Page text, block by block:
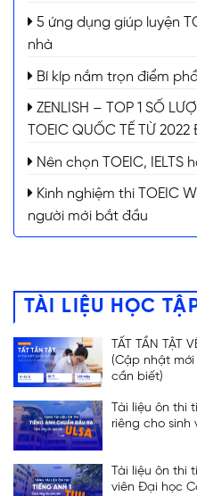
5 ứng dụng giúp luyện
nhà
Bí kíp nắm trọn điểm
ZENLISH – TOP 1 SỐ
TOEIC QUỐC TẾ TỪ 2022
Nên chọn TOEIC, IELTS
Kinh nghiệm thi TOEIC
người mới bắt đầu
TÀI LIỆU HỌC
TẤT TẦN TẬT
(Cập nhật
cần biết)
Tài liệu ôn thi
riêng cho sinh
Tài liệu ôn thi
viên Đại học